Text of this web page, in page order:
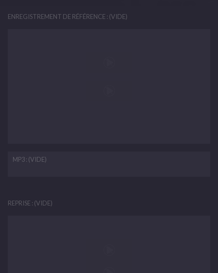
ENREGISTREMENT DE RÉFÉRENCE : (VIDE)
MP3 : (VIDE)
REPRISE : (VIDE)